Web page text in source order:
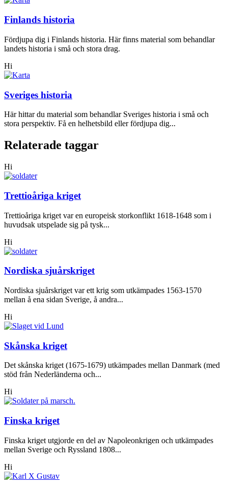
Finlands historia
Fördjupa dig i Finlands historia. Här finns material som behandlar
landets historia i små och stora drag.
Hi
Sveriges historia
Här hittar du material som behandlar Sveriges historia i små och
stora perspektiv. Få en helhetsbild eller fördjupa dig...
Relaterade taggar
Hi
Trettioåriga kriget
Trettioåriga kriget var en europeisk storkonflikt 1618-1648 som i
huvudsak utspelade sig på tysk...
Hi
Nordiska sjuårskriget
Nordiska sjuårskriget var ett krig som utkämpades 1563-1570
mellan å ena sidan Sverige, å andra...
Hi
Skånska kriget
Det skånska kriget (1675-1679) utkämpades mellan Danmark (med
stöd från Nederländerna och...
Hi
Finska kriget
Finska kriget utgjorde en del av Napoleonkrigen och utkämpades
mellan Sverige och Ryssland 1808...
Hi